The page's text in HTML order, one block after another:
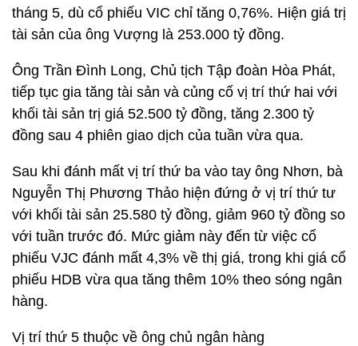
tháng 5, dù cổ phiếu VIC chỉ tăng 0,76%. Hiện giá trị
tài sản của ông Vượng là 253.000 tỷ đồng.
Ông Trần Đình Long, Chủ tịch Tập đoàn Hòa Phát,
tiếp tục gia tăng tài sản và củng cố vị trí thứ hai với
khối tài sản trị giá 52.500 tỷ đồng, tăng 2.300 tỷ
đồng sau 4 phiên giao dịch của tuần vừa qua.
Sau khi đánh mất vị trí thứ ba vào tay ông Nhơn, bà
Nguyễn Thị Phương Thảo hiện đứng ở vị trí thứ tư
với khối tài sản 25.580 tỷ đồng, giảm 960 tỷ đồng so
với tuần trước đó. Mức giảm này đến từ việc cổ
phiếu VJC đánh mất 4,3% về thị giá, trong khi giá cổ
phiếu HDB vừa qua tăng thêm 10% theo sóng ngân
hàng.
Vị trí thứ 5 thuộc về ông chủ ngân hàng